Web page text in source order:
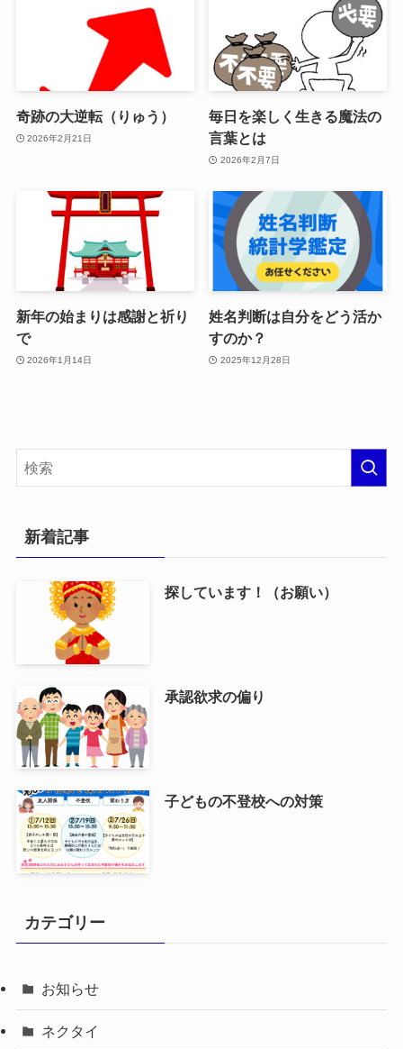
奇跡の大逆転（りゅう）
2026年2月21日
毎日を楽しく生きる魔法の
言葉とは
2026年2月7日
新年の始まりは感謝と祈り
で
2026年1月14日
姓名判断は自分をどう活か
すのか？
2025年12月28日
新着記事
探しています！（お願い）
承認欲求の偏り
子どもの不登校への対策
カテゴリー
お知らせ
ネクタイ